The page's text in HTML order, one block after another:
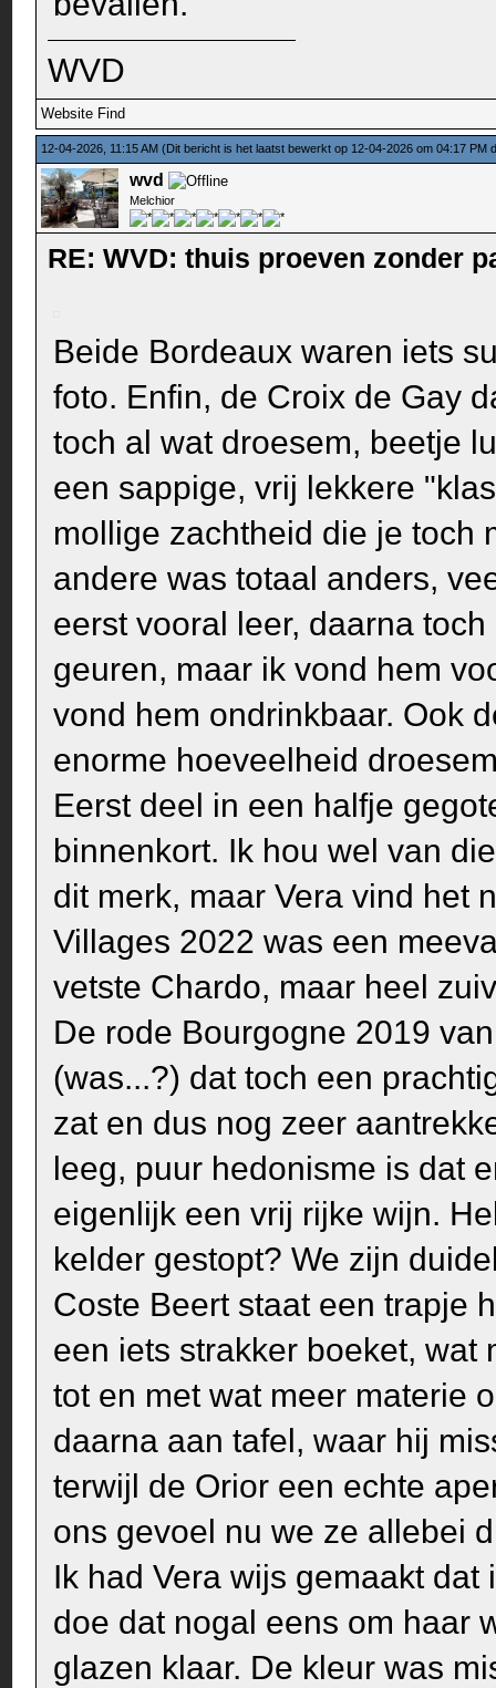
WVD
Website Find
12-04-2026, 11:15 AM(Dit bericht is het laatst bewerkt op 12-04-2026 om 04:17 PM
wvd
Melchior
RE: WVD: thuis proeven zonder
Beide Bordeaux waren iets
foto. Enfin, de Croix de Gay
toch al wat droesem, beetje
een sappige, vrij lekkere
mollige zachtheid die je toch
andere was totaal anders,
eerst vooral leer, daarna
geuren, maar ik vond hem
vond hem ondrinkbaar. Ook
enorme hoeveelheid
Eerst deel in een halfje
binnenkort. Ik hou wel van
dit merk, maar Vera vind het
Villages 2022 was een
vetste Chardo, maar heel
De rode Bourgogne 2019
(was...?) dat toch een
zat en dus nog zeer
leeg, puur hedonisme is dat
eigenlijk een vrij rijke wijn.
kelder gestopt? We zijn
Coste Beert staat een trapje
een iets strakker boeket, wat
tot en met wat meer materie
daarna aan tafel, waar hij
terwijl de Orior een echte
ons gevoel nu we ze allebei
Ik had Vera wijs gemaakt
doe dat nogal eens om haar
glazen klaar. De kleur was